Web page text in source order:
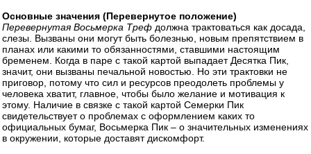
Основные значения (Перевернутое положение)
Перевернутая Восьмерка Треф должна трактоваться как досада,
слезы. Вызваны они могут быть болезнью, новым препятствием в
планах или какими то обязанностями, ставшими настоящим
бременем. Когда в паре с такой картой выпадает Десятка Пик,
значит, они вызваны печальной новостью. Но эти трактовки не
приговор, потому что сил и ресурсов преодолеть проблемы у
человека хватит, главное, чтобы было желание и мотивация к
этому. Наличие в связке с такой картой Семерки Пик
свидетельствует о проблемах с оформлением каких то
официальных бумаг, Восьмерка Пик – о значительных изменениях
в окружении, которые доставят дискомфорт.